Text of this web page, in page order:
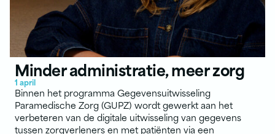
Minder administratie, meer zorg
1 april
Binnen het programma Gegevensuitwisseling
Paramedische Zorg (GUPZ) wordt gewerkt aan het
verbeteren van de digitale uitwisseling van gegevens
tussen zorgverleners en met patiënten via een